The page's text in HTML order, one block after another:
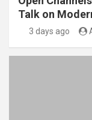
Talk on
3 days ago